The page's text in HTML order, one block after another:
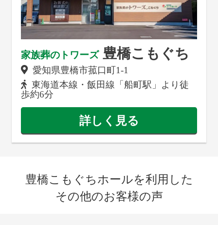
家族葬のトワーズ豊橋こもぐち
愛知県豊橋市菰口町1-31
東海道本線・飯田線「船町駅」より徒
歩約6分
詳しく見る
豊橋こもぐちホールを利用した
その他のお客様の声